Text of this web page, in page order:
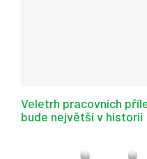
Veletrh pracovních
bude největší v historii